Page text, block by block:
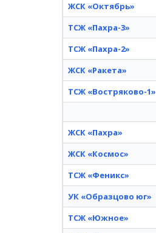
ЖСК «Октябрь»
ТСЖ «Пахра-3»
ТСЖ «Пахра-2»
ЖСК «Ракета»
ТСЖ «Востряково-1»
ЖСК «Пахра»
ЖСК «Космос»
ТСЖ «Феникс»
УК «Образцово юг»
ТСЖ «Южное»